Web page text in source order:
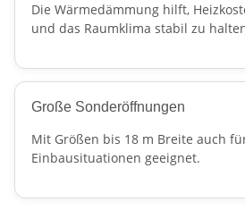
Die Wärmedämmung hilft,
und das Raumklima stabil zu
Große Sonderöffnungen
Mit Größen bis 18 m Breite auch
Einbausituationen geeignet.